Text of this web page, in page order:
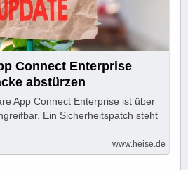
Connect Enterprise
abstürzen
App Connect Enterprise ist über
Ein Sicherheitspatch steht
www.heise.de